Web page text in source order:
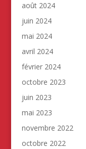
août 2024
juin 2024
mai 2024
avril 2024
février 2024
octobre 2023
juin 2023
mai 2023
novembre 2022
octobre 2022